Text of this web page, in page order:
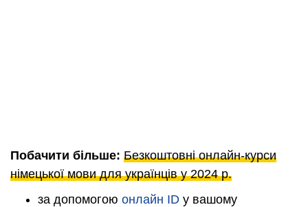
Побачити більше: Безкоштовні онлайн-курси
німецької мови для українців у 2024 р.
за допомогою онлайн ID у вашому